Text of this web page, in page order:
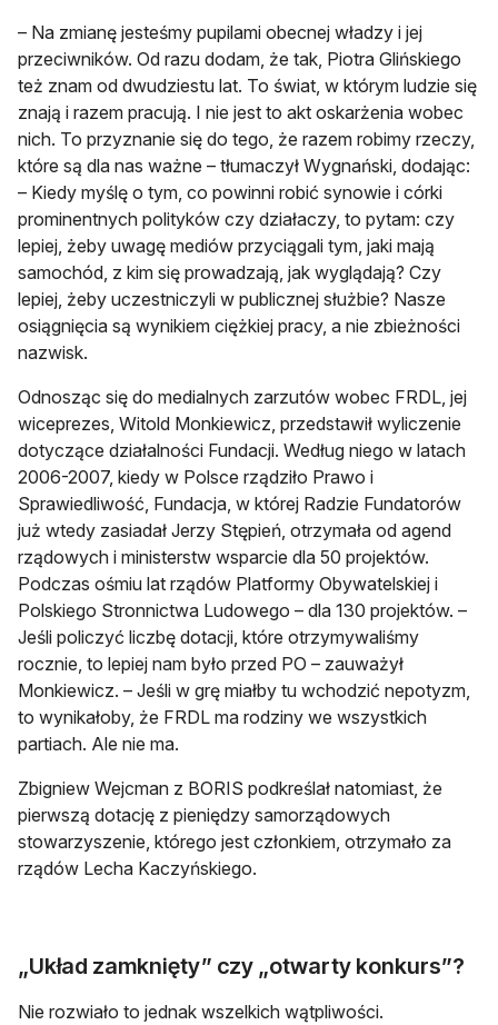
– Na zmianę jesteśmy pupilami obecnej władzy i jej
przeciwników. Od razu dodam, że tak, Piotra Glińskiego
też znam od dwudziestu lat. To świat, w którym ludzie się
znają i razem pracują. I nie jest to akt oskarżenia wobec
nich. To przyznanie się do tego, że razem robimy rzeczy,
które są dla nas ważne – tłumaczył Wygnański, dodając:
– Kiedy myślę o tym, co powinni robić synowie i córki
prominentnych polityków czy działaczy, to pytam: czy
lepiej, żeby uwagę mediów przyciągali tym, jaki mają
samochód, z kim się prowadzają, jak wyglądają? Czy
lepiej, żeby uczestniczyli w publicznej służbie? Nasze
osiągnięcia są wynikiem ciężkiej pracy, a nie zbieżności
nazwisk.
Odnosząc się do medialnych zarzutów wobec FRDL, jej
wiceprezes, Witold Monkiewicz, przedstawił wyliczenie
dotyczące działalności Fundacji. Według niego w latach
2006-2007, kiedy w Polsce rządziło Prawo i
Sprawiedliwość, Fundacja, w której Radzie Fundatorów
już wtedy zasiadał Jerzy Stępień, otrzymała od agend
rządowych i ministerstw wsparcie dla 50 projektów.
Podczas ośmiu lat rządów Platformy Obywatelskiej i
Polskiego Stronnictwa Ludowego – dla 130 projektów. –
Jeśli policzyć liczbę dotacji, które otrzymywaliśmy
rocznie, to lepiej nam było przed PO – zauważył
Monkiewicz. – Jeśli w grę miałby tu wchodzić nepotyzm,
to wynikałoby, że FRDL ma rodziny we wszystkich
partiach. Ale nie ma.
Zbigniew Wejcman z BORIS podkreślał natomiast, że
pierwszą dotację z pieniędzy samorządowych
stowarzyszenie, którego jest członkiem, otrzymało za
rządów Lecha Kaczyńskiego.
„Układ zamknięty” czy „otwarty konkurs”?
Nie rozwiało to jednak wszelkich wątpliwości.